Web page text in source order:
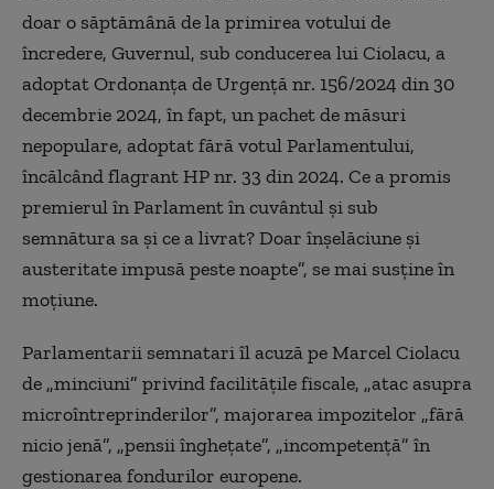
doar o săptămână de la primirea votului de
încredere, Guvernul, sub conducerea lui Ciolacu, a
adoptat Ordonanţa de Urgenţă nr. 156/2024 din 30
decembrie 2024, în fapt, un pachet de măsuri
nepopulare, adoptat fără votul Parlamentului,
încălcând flagrant HP nr. 33 din 2024. Ce a promis
premierul în Parlament în cuvântul şi sub
semnătura sa şi ce a livrat? Doar înşelăciune şi
austeritate impusă peste noapte”, se mai susţine în
moţiune.
Parlamentarii semnatari îl acuză pe Marcel Ciolacu
de „minciuni” privind facilităţile fiscale, „atac asupra
microîntreprinderilor”, majorarea impozitelor „fără
nicio jenă”, „pensii îngheţate”, „incompetenţă” în
gestionarea fondurilor europene.